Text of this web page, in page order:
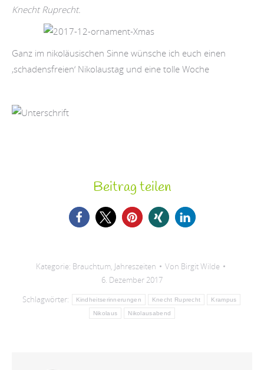
Knecht Ruprecht.
Ganz im nikoläusischen Sinne wünsche ich euch einen
‚schadensfreien‘ Nikolaustag und eine tolle Woche
Beitrag teilen
Kategorie: Brauchtum, Jahreszeiten Von Birgit Wilde
6. Dezember 2017
Schlagwörter:
Kindheitserinnerungen Knecht Ruprecht Krampus
Nikolaus Nikolausabend